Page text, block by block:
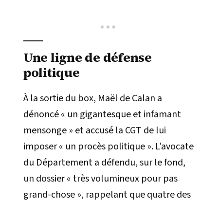
Une ligne de défense
politique
À la sortie du box, Maël de Calan a
dénoncé « un gigantesque et infamant
mensonge » et accusé la CGT de lui
imposer « un procès politique ». L’avocate
du Département a défendu, sur le fond,
un dossier « très volumineux pour pas
grand-chose », rappelant que quatre des